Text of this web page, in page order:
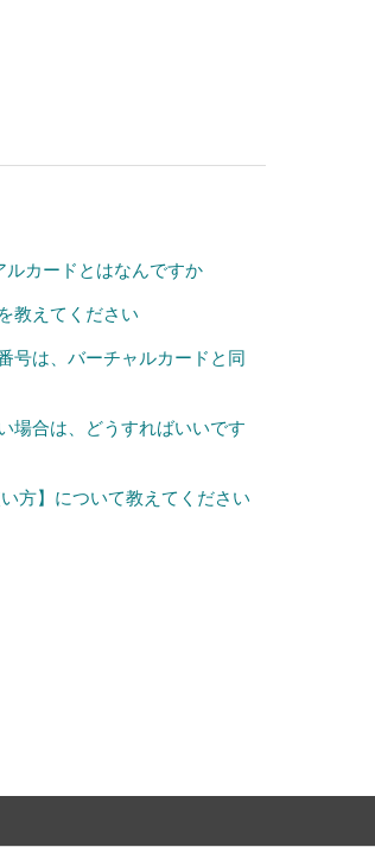
ルカードとはなんですか
教えてください
号は、バーチャルカードと同
場合は、どうすればいいです
方】について教えてください